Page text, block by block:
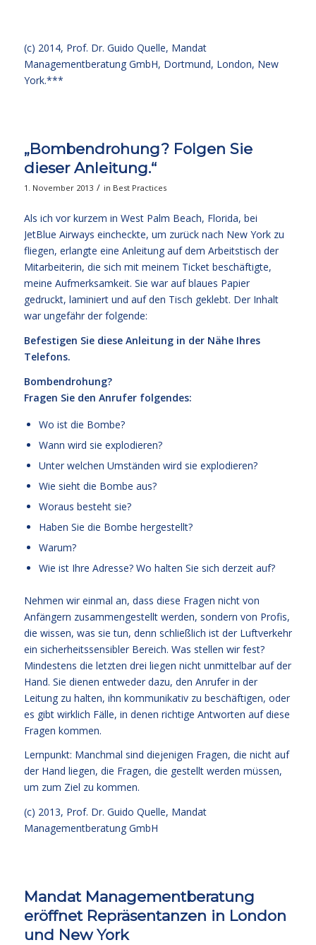
(c) 2014, Prof. Dr. Guido Quelle, Mandat
Managementberatung GmbH, Dortmund, London, New
York.***
„Bombendrohung? Folgen Sie
dieser Anleitung.“
1. November 2013 / in Best Practices
Als ich vor kurzem in West Palm Beach, Florida, bei
JetBlue Airways eincheckte, um zurück nach New York zu
fliegen, erlangte eine Anleitung auf dem Arbeitstisch der
Mitarbeiterin, die sich mit meinem Ticket beschäftigte,
meine Aufmerksamkeit. Sie war auf blaues Papier
gedruckt, laminiert und auf den Tisch geklebt. Der Inhalt
war ungefähr der folgende:
Befestigen Sie diese Anleitung in der Nähe Ihres
Telefons.
Bombendrohung?
Fragen Sie den Anrufer folgendes:
Wo ist die Bombe?
Wann wird sie explodieren?
Unter welchen Umständen wird sie explodieren?
Wie sieht die Bombe aus?
Woraus besteht sie?
Haben Sie die Bombe hergestellt?
Warum?
Wie ist Ihre Adresse? Wo halten Sie sich derzeit auf?
Nehmen wir einmal an, dass diese Fragen nicht von
Anfängern zusammengestellt werden, sondern von Profis,
die wissen, was sie tun, denn schließlich ist der Luftverkehr
ein sicherheitssensibler Bereich. Was stellen wir fest?
Mindestens die letzten drei liegen nicht unmittelbar auf der
Hand. Sie dienen entweder dazu, den Anrufer in der
Leitung zu halten, ihn kommunikativ zu beschäftigen, oder
es gibt wirklich Fälle, in denen richtige Antworten auf diese
Fragen kommen.
Lernpunkt: Manchmal sind diejenigen Fragen, die nicht auf
der Hand liegen, die Fragen, die gestellt werden müssen,
um zum Ziel zu kommen.
(c) 2013, Prof. Dr. Guido Quelle, Mandat
Managementberatung GmbH
Mandat Managementberatung
eröffnet Repräsentanzen in London
und New York